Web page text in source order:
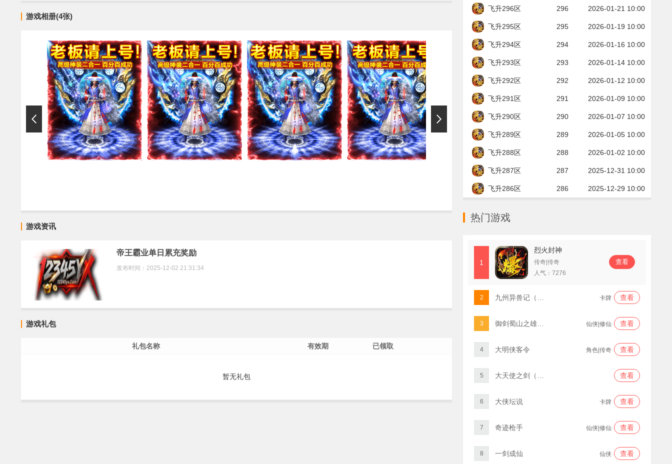
游戏相册(4张)
游戏资讯
帝王霸业单日累充奖励
发布时间：2025-12-02 21:31:34
游戏礼包
礼包名称 有效期 已领取
暂无礼包
飞升296区 296 2026-01-21 10:00
飞升295区 295 2026-01-19 10:00
飞升294区 294 2026-01-16 10:00
飞升293区 293 2026-01-14 10:00
飞升292区 292 2026-01-12 10:00
飞升291区 291 2026-01-09 10:00
飞升290区 290 2026-01-07 10:00
飞升289区 289 2026-01-05 10:00
飞升288区 288 2026-01-02 10:00
飞升287区 287 2025-12-31 10:00
飞升286区 286 2025-12-29 10:00
热门游戏
1
烈火封神
传奇|传奇
人气： 7276
查看
2 卡牌 查看
3 仙侠|修仙 查看
4 大明侠客令 角色|传奇 查看
5 查看
6 大侠坛说 卡牌 查看
7 奇迹枪手 仙侠|修仙 查看
8 一剑成仙 仙侠 查看